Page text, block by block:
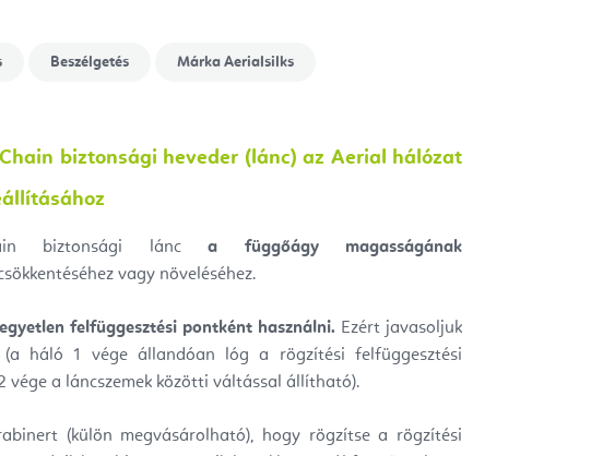
Beszélgetés Márka Aerialsilks
biztonsági heveder (lánc) az Aerial hálózat
biztonsági lánca függőágy magasságának
vagy növeléséhez.
felfüggesztési pontként használni. Ezért javasoljuk
(a háló 1 vége állandóan lóg a rögzítési felfüggesztési
vége a láncszemek közötti váltással állítható).
(külön megvásárolható), hogy rögzítse a rögzítési